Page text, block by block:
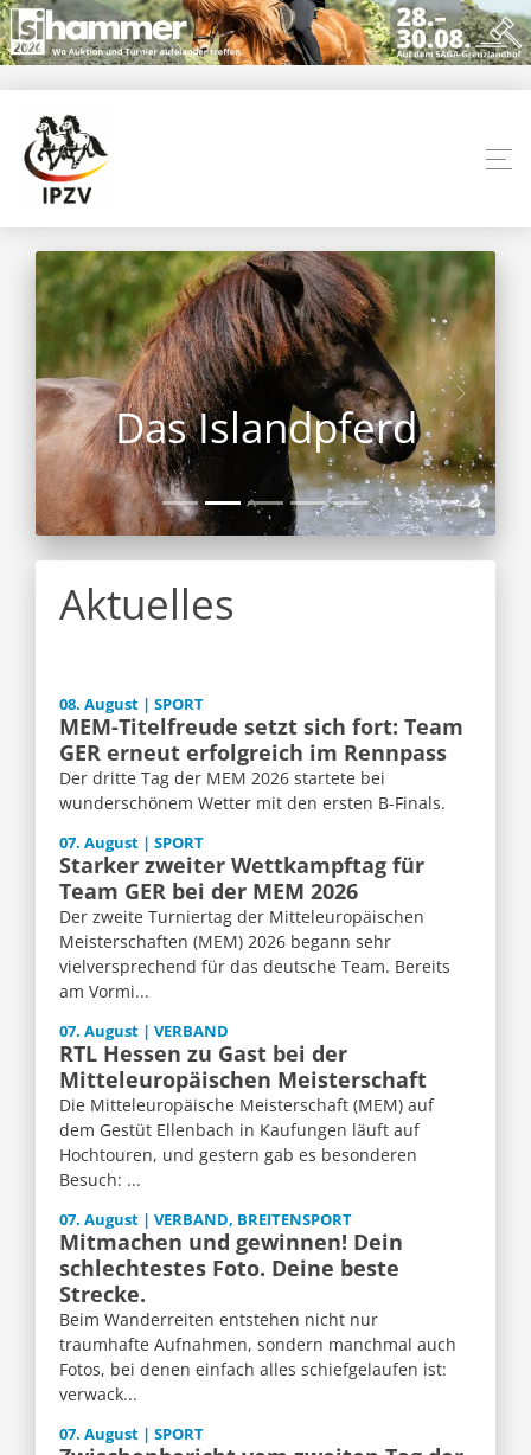
Das Islandpferd
Aktuelles
08. August | SPORT
MEM-Titelfreude setzt sich fort: Team
GER erneut erfolgreich im Rennpass
Der dritte Tag der MEM 2026 startete bei
wunderschönem Wetter mit den ersten B-Finals.
07. August | SPORT
Starker zweiter Wettkampftag für
Team GER bei der MEM 2026
Der zweite Turniertag der Mitteleuropäischen
Meisterschaften (MEM) 2026 begann sehr
vielversprechend für das deutsche Team. Bereits
am Vormi...
07. August | VERBAND
RTL Hessen zu Gast bei der
Mitteleuropäischen Meisterschaft
Die Mitteleuropäische Meisterschaft (MEM) auf
dem Gestüt Ellenbach in Kaufungen läuft auf
Hochtouren, und gestern gab es besonderen
Besuch: ...
07. August | VERBAND, BREITENSPORT
Mitmachen und gewinnen! Dein
schlechtestes Foto. Deine beste
Strecke.
Beim Wanderreiten entstehen nicht nur
traumhafte Aufnahmen, sondern manchmal auch
Fotos, bei denen einfach alles schiefgelaufen ist:
verwack...
07. August | SPORT